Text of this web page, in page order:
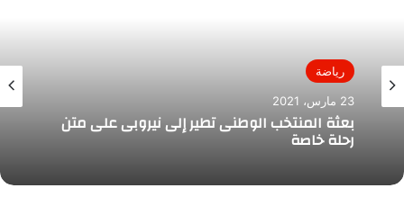
رياضة
23 مارس، 2021
بعثة المنتخب الوطنى تطير إلى نيروبى على متن
رحلة خاصة